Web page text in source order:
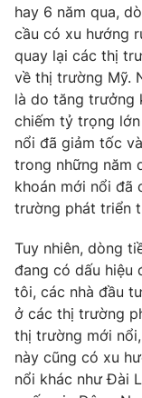
Thị trường 24h
VTV4
VTV9
Liên hệ tòa soạn
THỜI BÁO VTV
Theo dõi báo trên
Cơ quan chủ quản:
hay 6 năm qua,
cầu có xu hướng
quay lại các thị
về thị trường Mỹ.
là do tăng trưởng
chiếm tỷ trọng
nổi đã giảm tốc
trong những năm
khoán mới nổi đã
trường phát triển
Tuy nhiên, dòng
đang có dấu hiệu
tôi, các nhà đầu
ở các thị trường
thị trường mới
này cũng có xu
nổi khác như Đài